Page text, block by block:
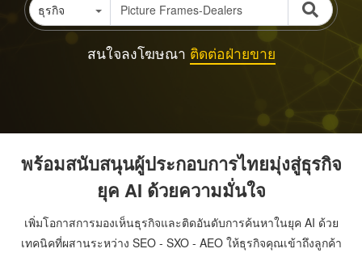
ธุรกิจ
สนใจลงโฆษณา ติดต่อฝ่ายขาย
พร้อมสนับสนุนผู้ประกอบการไทยมุ่งสู่ธุรกิจ
ยุค AI ด้วยความมั่นใจ
เพิ่มโอกาสการมองเห็นธุรกิจและติดอันดับการค้นหาในยุค AI ด้วย
เทคนิคที่ผสานระหว่าง SEO - SXO - AEO ให้ธุรกิจคุณเข้าถึงลูกค้า